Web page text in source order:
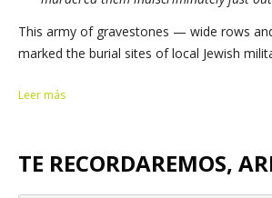
This army of gravestones — wide rows
marked the burial sites of local Jewish
Leer más
TE RECORDAREMOS,